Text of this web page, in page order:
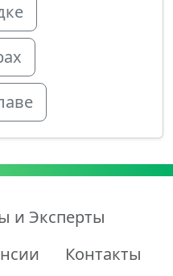
и Эксперты
Контакты